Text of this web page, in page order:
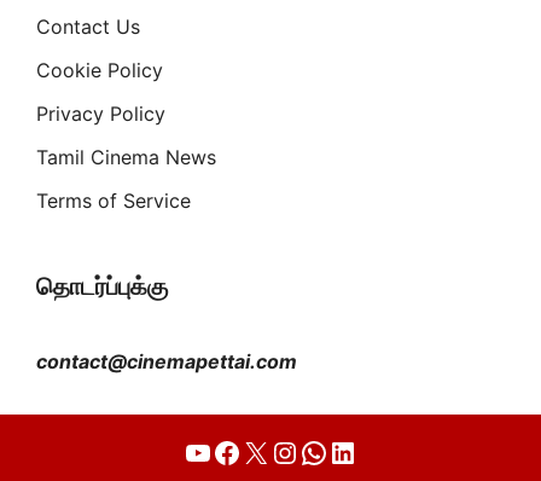
Contact Us
Cookie Policy
Privacy Policy
Tamil Cinema News
Terms of Service
தொடர்ப்புக்கு
contact@cinemapettai.com
YouTube
Facebook
X Instagram
WhatsApp
LinkedIn